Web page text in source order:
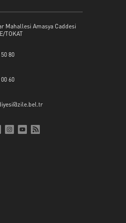
Mahallesi Amasya Caddesi
TOKAT
80
60